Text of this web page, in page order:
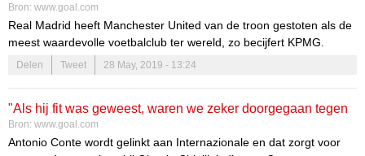
Bron: www.goal.com
Real Madrid heeft Manchester United van de troon gestoten als de
meest waardevolle voetbalclub ter wereld, zo becijfert KPMG.
Delen Tweet 28 May, 2019 - 13:24
"Als hij fit was geweest, waren we zeker doorgegaan tegen
Ajax in de CL"
Bron: www.goal.com
Antonio Conte wordt gelinkt aan Internazionale en dat zorgt voor